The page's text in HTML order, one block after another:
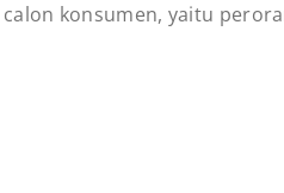
konsumen, yaitu